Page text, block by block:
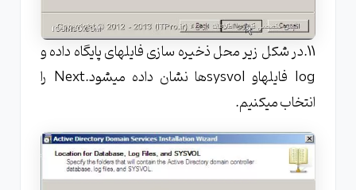
11.در شکل زیر محل ذخیره سازی فایلهای پایگاه داده و
log فایلهاو sysvolها نشان داده میشود.Next را
انتخاب میکنیم.